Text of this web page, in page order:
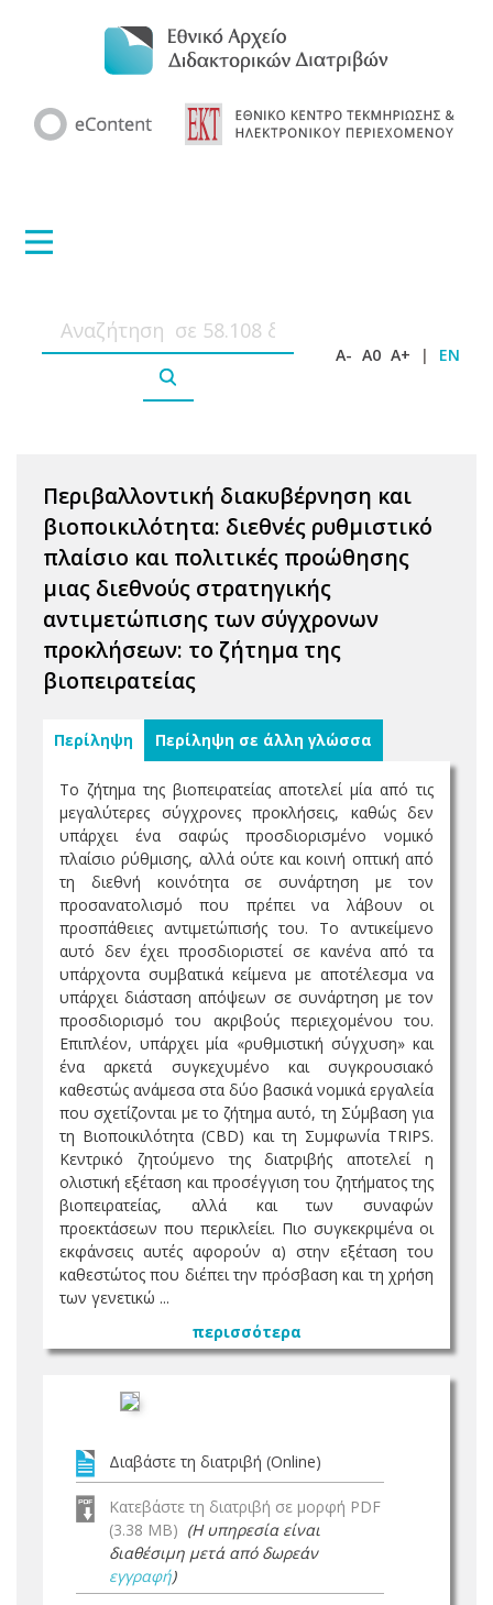
A- A0 A+ | EN
Περιβαλλοντική διακυβέρνηση και
βιοποικιλότητα: διεθνές ρυθμιστικό
πλαίσιο και πολιτικές προώθησης
μιας διεθνούς στρατηγικής
αντιμετώπισης των σύγχρονων
προκλήσεων: το ζήτημα της
βιοπειρατείας
Περίληψη Περίληψη σε άλλη γλώσσα
Το ζήτημα της βιοπειρατείας αποτελεί μία από τις
μεγαλύτερες σύγχρονες προκλήσεις, καθώς δεν
υπάρχει ένα σαφώς προσδιορισμένο νομικό
πλαίσιο ρύθμισης, αλλά ούτε και κοινή οπτική από
τη διεθνή κοινότητα σε συνάρτηση με τον
προσανατολισμό που πρέπει να λάβουν οι
προσπάθειες αντιμετώπισής του. Το αντικείμενο
αυτό δεν έχει προσδιοριστεί σε κανένα από τα
υπάρχοντα συμβατικά κείμενα με αποτέλεσμα να
υπάρχει διάσταση απόψεων σε συνάρτηση με τον
προσδιορισμό του ακριβούς περιεχομένου του.
Επιπλέον, υπάρχει μία «ρυθμιστική σύγχυση» και
ένα αρκετά συγκεχυμένο και συγκρουσιακό
καθεστώς ανάμεσα στα δύο βασικά νομικά εργαλεία
που σχετίζονται με το ζήτημα αυτό, τη Σύμβαση για
τη Βιοποικιλότητα (CBD) και τη Συμφωνία TRIPS.
Κεντρικό ζητούμενο της διατριβής αποτελεί η
ολιστική εξέταση και προσέγγιση του ζητήματος της
βιοπειρατείας, αλλά και των συναφών
προεκτάσεων που περικλείει. Πιο συγκεκριμένα οι
εκφάνσεις αυτές αφορούν α) στην εξέταση του
καθεστώτος που διέπει την πρόσβαση και τη χρήση
των γενετικώ ...
περισσότερα
Διαβάστε τη διατριβή (Online)
Κατεβάστε τη διατριβή σε μορφή PDF
(3.38 MB) (Η υπηρεσία είναι
διαθέσιμη μετά από δωρεάν
εγγραφή)